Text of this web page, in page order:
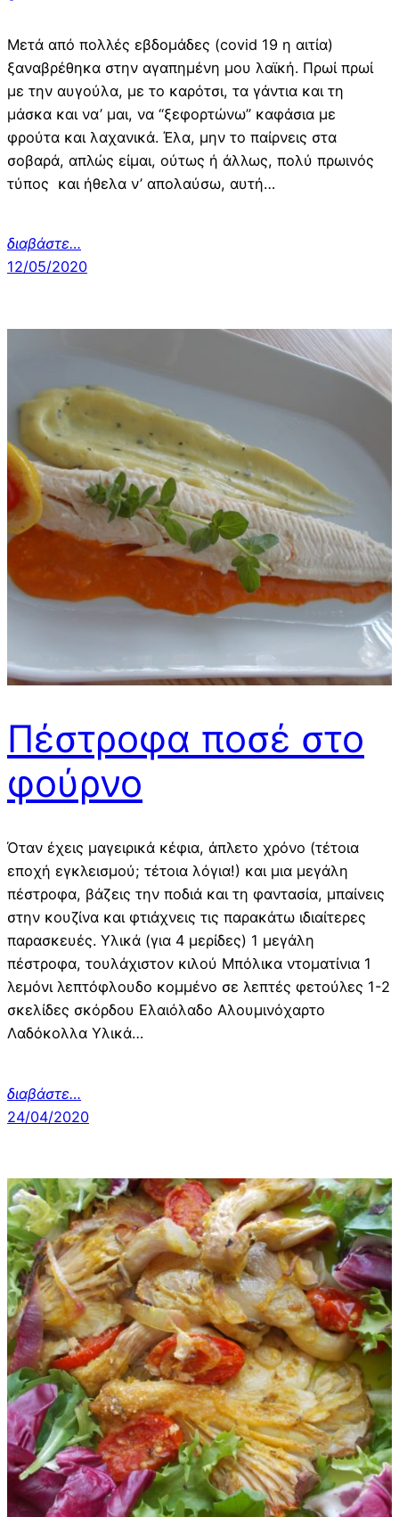
Μετά από πολλές εβδομάδες (covid 19 η αιτία)
ξαναβρέθηκα στην αγαπημένη μου λαϊκή. Πρωί πρωί
με την αυγούλα, με το καρότσι, τα γάντια και τη
μάσκα και να’ μαι, να “ξεφορτώνω” καφάσια με
φρούτα και λαχανικά. Έλα, μην το παίρνεις στα
σοβαρά, απλώς είμαι, ούτως ή άλλως, πολύ πρωινός
τύπος και ήθελα ν’ απολαύσω, αυτή…
διαβάστε…
12/05/2020
Πέστροφα ποσέ στο
φούρνο
Όταν έχεις μαγειρικά κέφια, άπλετο χρόνο (τέτοια
εποχή εγκλεισμού; τέτοια λόγια!) και μια μεγάλη
πέστροφα, βάζεις την ποδιά και τη φαντασία, μπαίνεις
στην κουζίνα και φτιάχνεις τις παρακάτω ιδιαίτερες
παρασκευές. Υλικά (για 4 μερίδες) 1 μεγάλη
πέστροφα, τουλάχιστον κιλού Μπόλικα ντοματίνια 1
λεμόνι λεπτόφλουδο κομμένο σε λεπτές φετούλες 1-2
σκελίδες σκόρδου Ελαιόλαδο Αλουμινόχαρτο
Λαδόκολλα Υλικά…
διαβάστε…
24/04/2020